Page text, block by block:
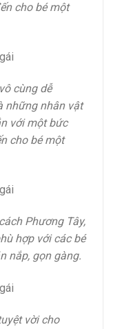
cho bé một
cùng dễ
những nhân vật
với một bức
cho bé một
Phương Tây,
hợp với các bé
nắp, gọn gàng.
vời cho